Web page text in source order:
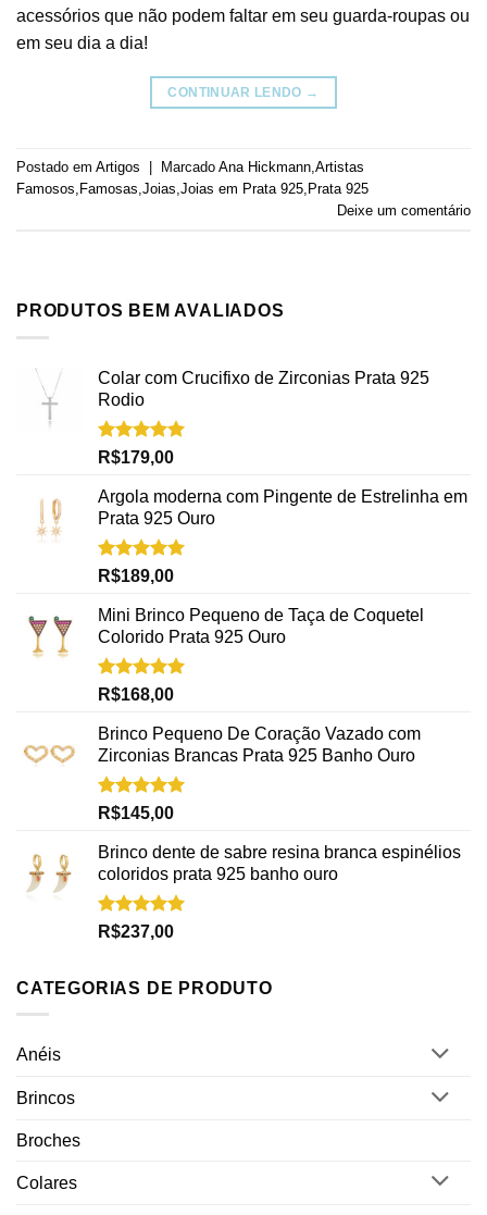
acessórios que não podem faltar em seu guarda-roupas ou
em seu dia a dia!
CONTINUAR LENDO →
Postado em Artigos | Marcado Ana Hickmann Artistas
Famosos Famosas Joias Joias em Prata 925 Prata 925
Deixe um comentário
PRODUTOS BEM AVALIADOS
Colar com Crucifixo de Zirconias Prata 925
Rodio
Avaliação
R$179,00
Argola moderna com Pingente de Estrelinha em
Prata 925 Ouro
Avaliação
R$189,00
Mini Brinco Pequeno de Taça de Coquetel
Colorido Prata 925 Ouro
Avaliação
R$168,00
Brinco Pequeno De Coração Vazado com
Zirconias Brancas Prata 925 Banho Ouro
Avaliação
R$145,00
Brinco dente de sabre resina branca espinélios
coloridos prata 925 banho ouro
Avaliação
R$237,00
CATEGORIAS DE PRODUTO
Anéis
Brincos
Broches
Colares